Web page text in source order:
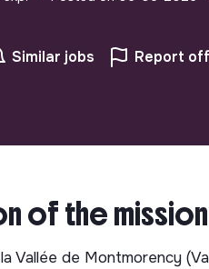
Similar jobs Report
of the mission
Vallée de Montmorency